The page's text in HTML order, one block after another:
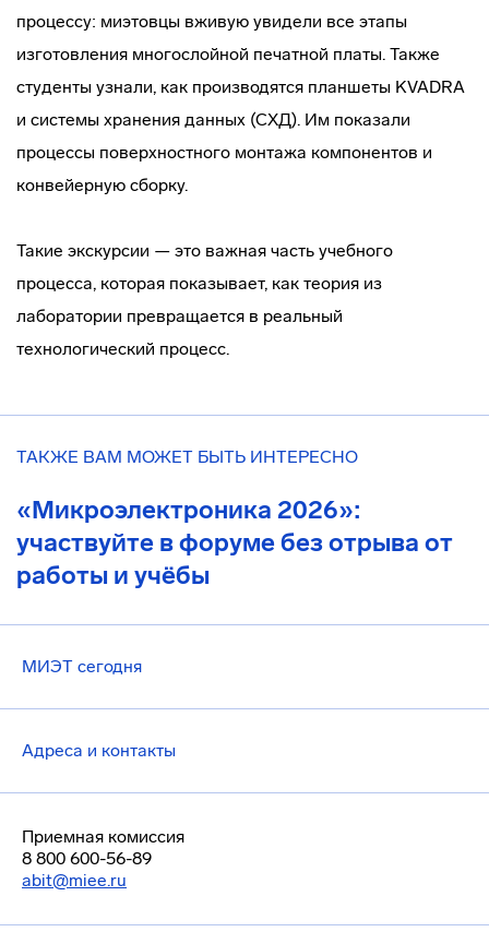
процессу: миэтовцы вживую увидели все этапы
изготовления многослойной печатной платы. Также
студенты узнали, как производятся планшеты KVADRA
и системы хранения данных (СХД). Им показали
процессы поверхностного монтажа компонентов и
конвейерную сборку.
Такие экскурсии — это важная часть учебного
процесса, которая показывает, как теория из
лаборатории превращается в реальный
технологический процесс.
ТАКЖЕ ВАМ МОЖЕТ БЫТЬ ИНТЕРЕСНО
«Микроэлектроника 2026»:
участвуйте в форуме без отрыва от
работы и учёбы
МИЭТ сегодня
Адреса и контакты
Приемная комиссия
8 800 600-56-89
abit@miee.ru